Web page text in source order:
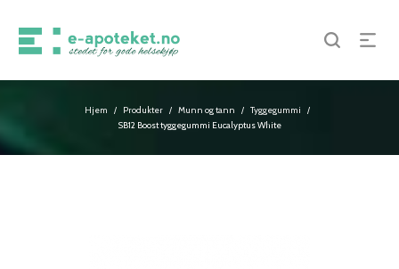
Hjem / Produkter / Munn og tann / Tyggegummi /
SB12 Boost tyggegummi Eucalyptus White